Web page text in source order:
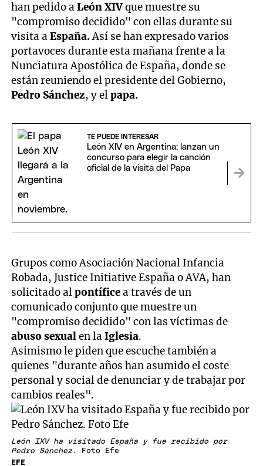
han pedido aLeón XIVque muestre su
"compromiso decidido" con ellas durante su
visita aEspaña.Así se han expresado varios
portavoces durante esta mañana frente a la
Nunciatura Apostólica de España, donde se
están reuniendo el presidente del Gobierno,
Pedro Sánchez, y elpapa.
TE PUEDE INTERESAR
León XIV en Argentina: lanzan un
concurso para elegir la canción
oficial de la visita del Papa
Grupos como Asociación Nacional Infancia
Robada, Justice Initiative España o AVA, han
solicitado alpontíficea través de un
comunicado conjunto que muestre un
"compromiso decidido" con las víctimas de
abuso sexualen laIglesia.
Asimismo le piden que escuche también a
quienes "durante años han asumido el coste
personal y social de denunciar y de trabajar por
cambios reales".
León IXV ha visitado España y fue recibido por
Pedro Sánchez. Foto Efe
EFE